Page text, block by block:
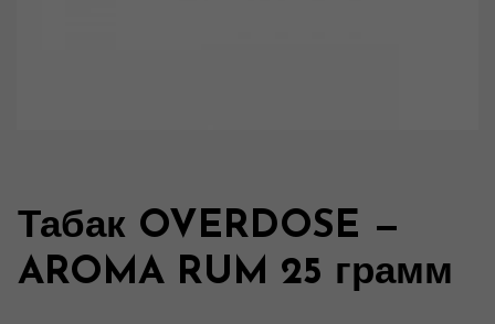
Табак OVERDOSE —
AROMA RUM 25 грамм